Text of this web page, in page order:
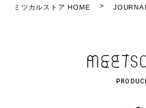
ミツカルストア HOME JOURNAL